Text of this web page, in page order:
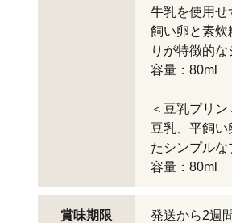
牛乳を使用せ
飼い卵と素炊
りが特徴的な
容量：80ml
＜豆乳プリン
豆乳、平飼い
たシンプルな
容量：80ml
賞味期限 発送から2週